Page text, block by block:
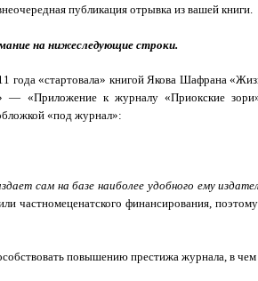
публикация отрывка из вашей книги.
на нижеследующие строки.
года «стартовала» книгой Якова Шафрана
— «Приложение к журналу «Приокские
«под журнал»:
сам на базе наиболее удобного ему
частномеценатского финансирования,
повышению престижа журнала, в